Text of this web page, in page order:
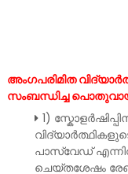
അംഗപരിമിത
സംബന്ധിച്ച പൊതുവായ
1)
പാസ്വേഡ്
ചെയ്തശേഷം